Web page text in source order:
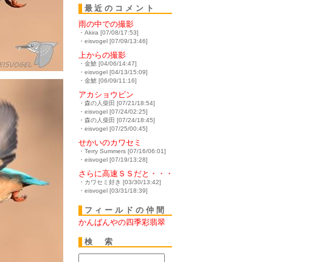
最近のコメント
雨の中での撮影
・Akira [07/08/17:53]
・eisvogel [07/09/13:46]
上からの撮影
・金鯱 [04/06/14:47]
・eisvogel [04/13/15:09]
・金鯱 [06/09/11:16]
アカショウビン
・森の人柴田 [07/21/18:54]
・eisvogel [07/24/02:25]
・森の人柴田 [07/24/18:45]
・eisvogel [07/25/00:45]
せかいのカワセミ
・Terry Summers [07/16/06:01]
・eisvogel [07/19/13:28]
さらに高速ＳＳだと・・・
・カワセミ好き [03/30/13:42]
・eisvogel [03/31/18:39]
フィールドの仲間
かんばんやの四季彩翡翠
検 索